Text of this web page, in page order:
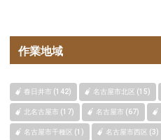
作業地域
春日井市 (142) 名古屋市北区 (15)
北名古屋市 (17) 名古屋市 (67)
名古屋市千種区 (1) 名古屋市西区 (3)